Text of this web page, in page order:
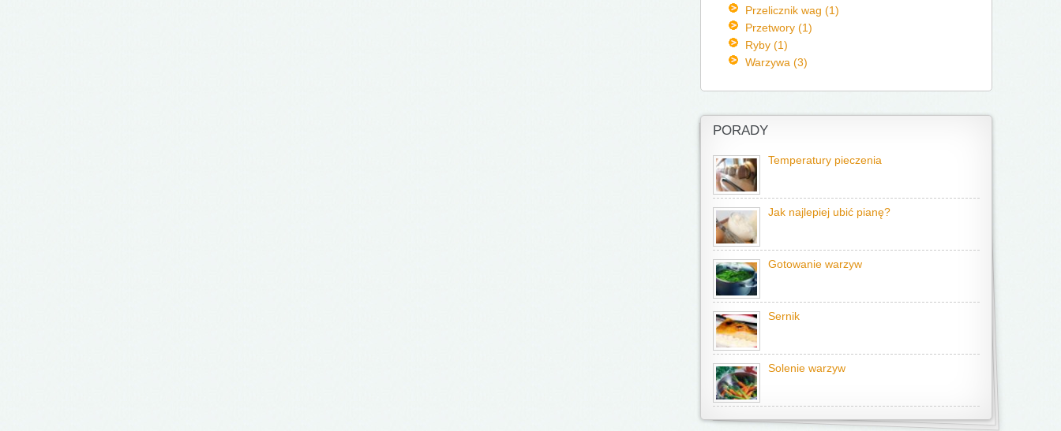
Przelicznik wag (1)
Przetwory (1)
Ryby (1)
Warzywa (3)
PORADY
Temperatury pieczenia
Jak najlepiej ubić pianę?
Gotowanie warzyw
Sernik
Solenie warzyw